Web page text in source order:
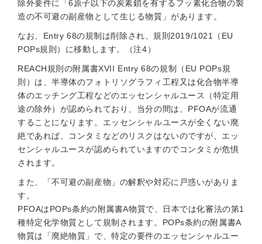
除外要件に「6原子以下の炭素鎖を有するフッ素化合物の製
造の不可避の副産物として生じる物質」があります。
なお、Entry 68の規制は削除され、規則2019/1021（EU
POPs規則）に移動します。（注4）
REACH規則の附属書XVII Entry 68の規制（EU POPs規
則）は、半導体のフォトリソグラフィ工程又は化合物半導
体のエッチング工程などのエッセンシャルユース（特定用
途の除外）が認められており、当分の間は、PFOAが流通
することになります。エッセンシャルユースが全くない廃
絶であれば、コンタミなどのリスクはないのですが、エッ
センシャルユースが認められていますのでコンタミが危惧
されます。
また、「不可避の副産物」の解釈や対応に戸惑いがありま
す。
PFOAはPOPs条約の附属書A物質で、日本では化審法の第1
種特定化学物質として規制されます。POPs条約の附属書A
物質は「廃絶物質」で、特定の要件のエッセンシャルユー